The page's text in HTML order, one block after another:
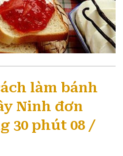
làm bánh
Ninh đơn
30 phút 08 /